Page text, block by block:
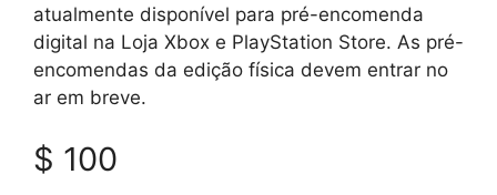
atualmente disponível para pré-encomenda
digital na Loja Xbox e PlayStation Store. As pré-
encomendas da edição física devem entrar no
ar em breve.
$ 100